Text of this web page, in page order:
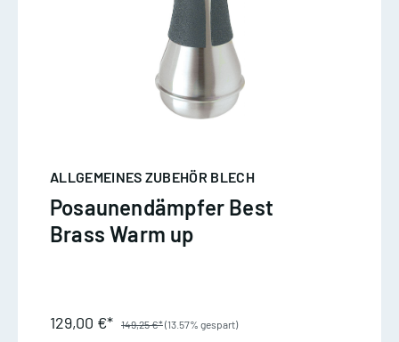
ALLGEMEINES ZUBEHÖR BLECH
Posaunendämpfer Best
Brass Warm up
129,00 €* 149,25 €*(13.57% gespart)